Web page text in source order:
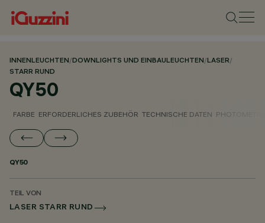
INNENLEUCHTEN/DOWNLIGHTS UND EINBAULEUCHTEN/LASER/
STARR RUND
QY50
FARBE ERFORDERLICHES ZUBEHÖR TECHNISCHE DATEN
QY50
TEIL VON
LASER STARR RUND